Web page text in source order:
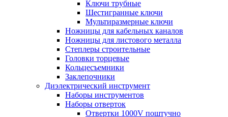
Ключи трубные
Шестигранные ключи
Мультиразмерные ключи
Ножницы для кабельных каналов
Ножницы для листового металла
Степлеры строительные
Головки торцевые
Кольцесъемники
Заклепочники
Диэлектрический инструмент
Наборы инструментов
Наборы отверток
Отвертки 1000V поштучно